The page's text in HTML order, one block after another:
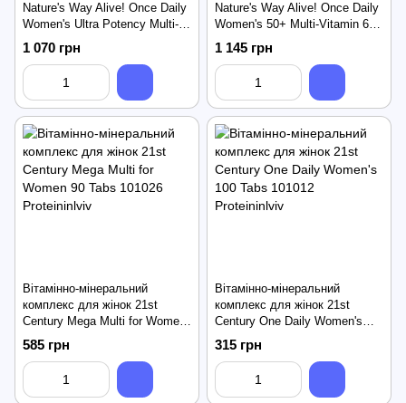
Nature's Way Alive! Once Daily
Women's Ultra Potency Multi-
Vitamin 60 Tabs
1 070 грн
Nature's Way Alive! Once Daily
Women's 50+ Multi-Vitamin 60
Tabs
1 145 грн
Вітамінно-мінеральний
комплекс для жінок 21st
Century Mega Multi for Women
90 Tabs
585 грн
Вітамінно-мінеральний
комплекс для жінок 21st
Century One Daily Women's
100 Tabs
315 грн